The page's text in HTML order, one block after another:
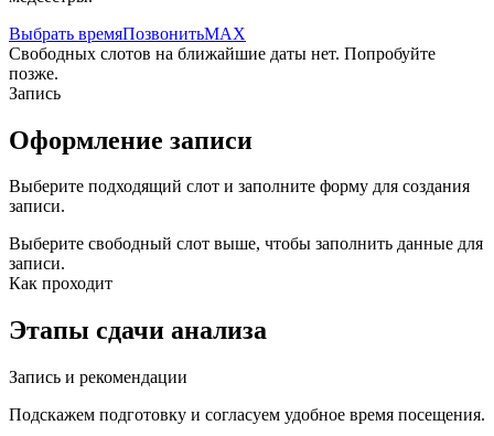
Выбрать времяПозвонитьMAX
Свободных слотов на ближайшие даты нет. Попробуйте
позже.
Запись
Оформление записи
Выберите подходящий слот и заполните форму для создания
записи.
Выберите свободный слот выше, чтобы заполнить данные для
записи.
Как проходит
Этапы сдачи анализа
Запись и рекомендации
Подскажем подготовку и согласуем удобное время посещения.